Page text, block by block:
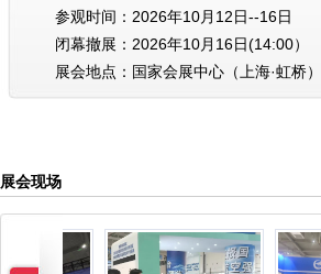
参观时间：2026年10月12日--16日
闭幕撤展：2026年10月16日(14:00）
展会地点：国家会展中心（上海·虹桥）
展会现场